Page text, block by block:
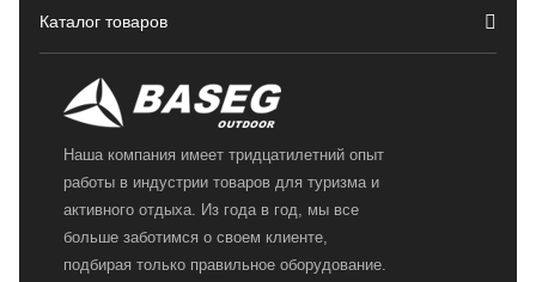
Каталог товаров
Наша компания имеет тридцатилетний опыт
работы в индустрии товаров для туризма и
активного отдыха. Из года в год, мы все
больше заботимся о своем клиенте,
подбирая только правильное оборудование.